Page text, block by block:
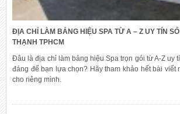
ĐỊA CHỈ LÀM BẢNG HIỆU SPA TỪ A – Z UY TÍN
THẠNH TPHCM
Đâu là địa chỉ làm bảng hiệu Spa trọn gói từ A-Z uy
đáng để bạn lựa chọn? Hãy tham khảo hết bài viết
cho riêng mình.